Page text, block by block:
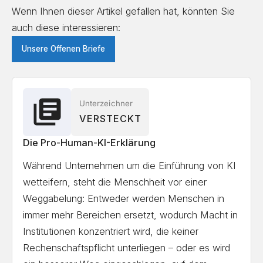
Tribotix Pty Ltd
APPIA - Associação Portuguesa para a
Inteligência Artificial
ClientEarth
Society of Cognitive Engineers
Factobotics
ControlPlane
Estonian Human Rights Centre
Associação Filosófica Scientiae Studia
SciFY NPO
Solarcentury
Wenn Ihnen dieser Artikel gefallen hat, könnten Sie
auch diese interessieren:
Unsere Offenen Briefe
Unterzeichner
VERSTECKT
Die Pro-Human-KI-Erklärung
Während Unternehmen um die Einführung von KI
wetteifern, steht die Menschheit vor einer
Weggabelung: Entweder werden Menschen in
immer mehr Bereichen ersetzt, wodurch Macht in
Institutionen konzentriert wird, die keiner
Rechenschaftspflicht unterliegen – oder es wird